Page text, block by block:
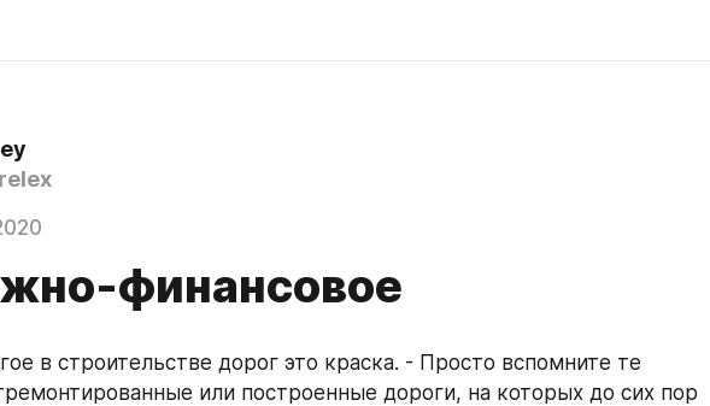
финансовое
в строительстве дорог это краска. - Просто вспомните те
или построенные дороги, на которых до сих пор